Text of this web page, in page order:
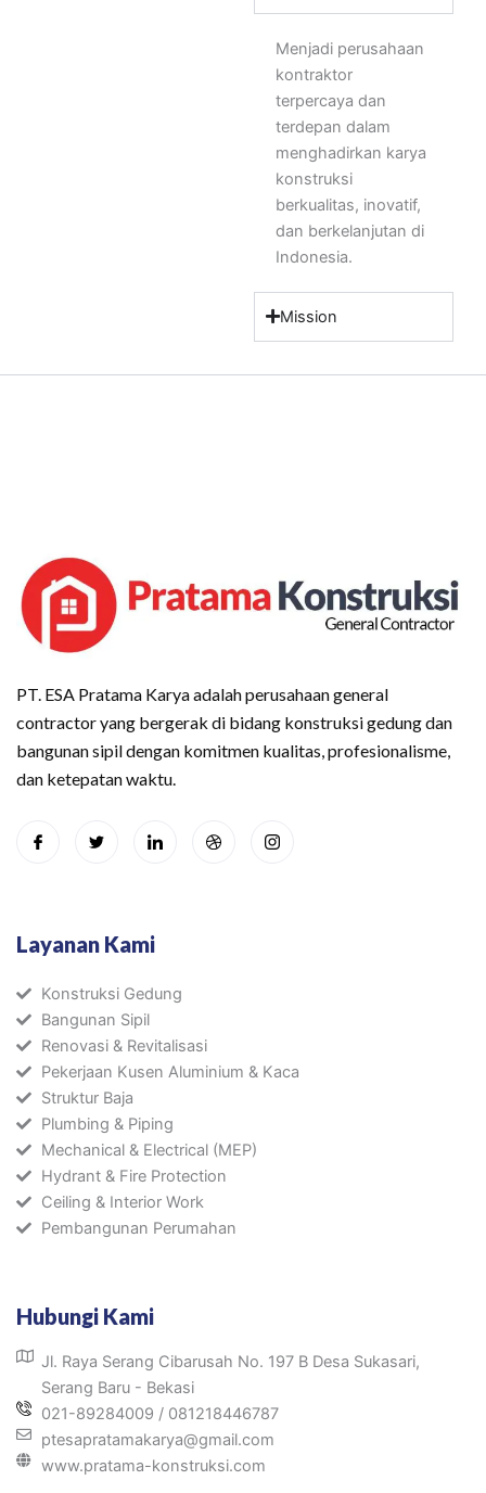
Menjadi perusahaan
kontraktor
terpercaya dan
terdepan dalam
menghadirkan karya
konstruksi
berkualitas, inovatif,
dan berkelanjutan di
Indonesia.
Mission
PT. ESA Pratama Karya adalah perusahaan general
contractor yang bergerak di bidang konstruksi gedung dan
bangunan sipil dengan komitmen kualitas, profesionalisme,
dan ketepatan waktu.
Layanan Kami
Konstruksi Gedung
Bangunan Sipil
Renovasi & Revitalisasi
Pekerjaan Kusen Aluminium & Kaca
Struktur Baja
Plumbing & Piping
Mechanical & Electrical (MEP)
Hydrant & Fire Protection
Ceiling & Interior Work
Pembangunan Perumahan
Hubungi Kami
Jl. Raya Serang Cibarusah No. 197 B Desa Sukasari,
Serang Baru - Bekasi
021-89284009 / 081218446787
ptesapratamakarya@gmail.com
www.pratama-konstruksi.com